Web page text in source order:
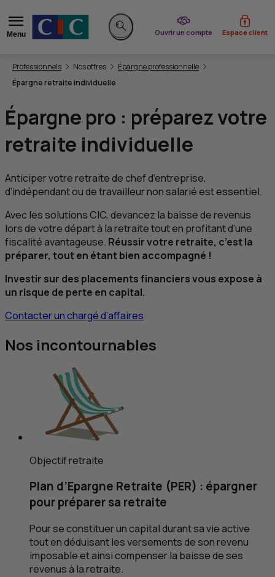
Menu
Rechercher sur le site
Ouvrir un compte
du CIC Espace client
Vous êtes ici:
Professionnels Nos offres
Épargne professionnelle
Épargne retraite individuelle
Épargne pro : préparez votre
retraite individuelle
Anticiper votre retraite de chef d’entreprise,
d’indépendant ou de travailleur non salarié est essentiel.
Avec les solutionsCIC, devancez la baisse de revenus
lors de votre départ à la retraite tout en profitant d’une
fiscalité avantageuse. Réussir votre retraite, c’est la
préparer, tout en étant bien accompagné !
Investir sur des placements financiers vous expose à
un risque de perte en capital.
Contacter un chargé d’affaires
Nos incontournables
Objectif retraite
Plan d’Epargne Retraite (PER) : épargner
pour préparer sa retraite
Pour se constituer un capital durant sa vie active
tout en déduisant les versements de son revenu
imposable et ainsi compenser la baisse de ses
revenus à la retraite.